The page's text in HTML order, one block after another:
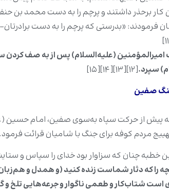
کار برحذر داشتند و پرچم را به دست محمد بن حنفیه
فرمودند: «بدرستی که پرچم را به دست
امیرالمؤمنین (علیه‌السلام) پس از به صف کردن
سپرد.[۱۲][۱۳][۱۴][۱۵]
صفین
پیش از حرکت سپاه به‌سوی صفین، امام حسین
مردم کوفه برای جنگ با شامیان قرائت فرمود.
خطبه چنان که سزاوار بود خدای را سپاس و
را که دثار شماست زنده کنید (و همدل و
است شتاب‌کار و طعمی ناگوار و جرعه‌هایی تلخ و